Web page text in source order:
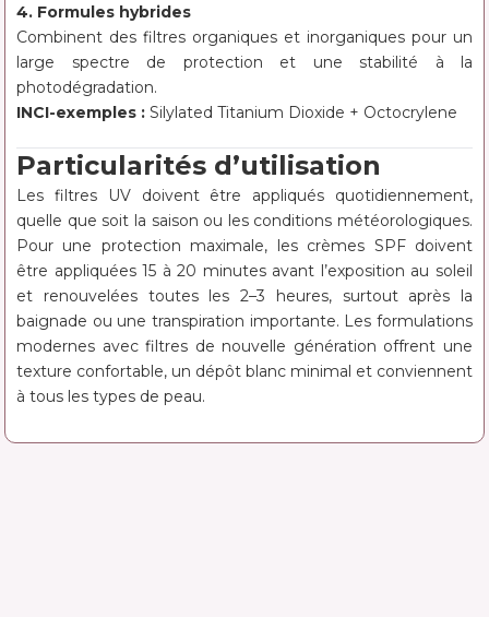
4. Formules hybrides
Combinent des filtres organiques et inorganiques pour un
large spectre de protection et une stabilité à la
photodégradation.
INCI-exemples : Silylated Titanium Dioxide + Octocrylene
Particularités d’utilisation
Les filtres UV doivent être appliqués quotidiennement,
quelle que soit la saison ou les conditions météorologiques.
Pour une protection maximale, les crèmes SPF doivent
être appliquées 15 à 20 minutes avant l’exposition au soleil
et renouvelées toutes les 2–3 heures, surtout après la
baignade ou une transpiration importante. Les formulations
modernes avec filtres de nouvelle génération offrent une
texture confortable, un dépôt blanc minimal et conviennent
à tous les types de peau.